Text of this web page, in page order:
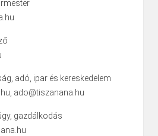
adó, ipar és kereskedelem
ado@tiszanana.hu
gazdálkodás